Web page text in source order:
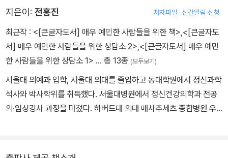
있다는 점이다.
이 책을 읽어보면 예민한 기질은 흔히 만날 수 있고 누구나 조금은 갖
고 있는 성향임을 알 수 있다. 몰라서 서로 상처를 주고받으면서 힘들
어했던 것이다. 예민한 나를 알고 에너지와 대인관계를 잘 관리하면
우리 마음은 훨씬 평온해질 수 있을 것이다. 이 책은 그 지름길을 알려
주는 꼼꼼한 가이드북이다. 평소 자신이 예민한 성격이라고 여겨온
모든 이에게 권하고 싶다. 단점으로 여겨온 예민함이 섬세함과 신중
있는 쉬운 처방을 내린다. 얼핏 단순해 보이는 처방이지만, 단순하기
화가 이뤄진다. 그는 자신이 연구를 통해 알게 된 넓은 지식을 자랑하
려들지 않는다. 그저 자기 앞에 온 사람에게 구체적인 도움을 주고 싶
어한다. 겸손하고 소탈한 그의 성격을 이 책은 똑 닮았다.
지은이: 전홍진 저자파일 신간알림 신청
최근작 : <[큰글자도서] 매우 예민한 사람들을 위한 책>,<[큰글자도
서] 매우 예민한 사람들을 위한 상담소 2>,<[큰글자도서] 매우 예민
한 사람들을 위한 상담소 1> … 총 13종 (모두보기)
서울대 의예과 입학, 서울대 의대를 졸업하고 동대학원에서 정신과학
석사와 박사학위를 취득했다. 서울대병원에서 정신건강의학과 전공
의·임상강사 과정을 마쳤다. 하버드대 의대 매사추세츠 종합병원 우